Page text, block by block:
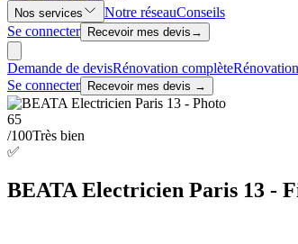
Nos services Notre réseauConseils
Se connecter
Recevoir mes devis →
Demande de devisRénovation complète
Se connecter
Recevoir mes devis →
65
/100Très bien
✅
BEATA Electricien Paris 13 -